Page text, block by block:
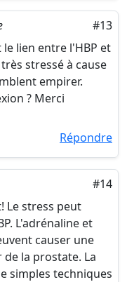
#13
lien entre l'HBP et
stressé à cause
empirer.
? Merci
Répondre
#14
Le stress peut
L'adrénaline et
causer une
la prostate. La
simples techniques